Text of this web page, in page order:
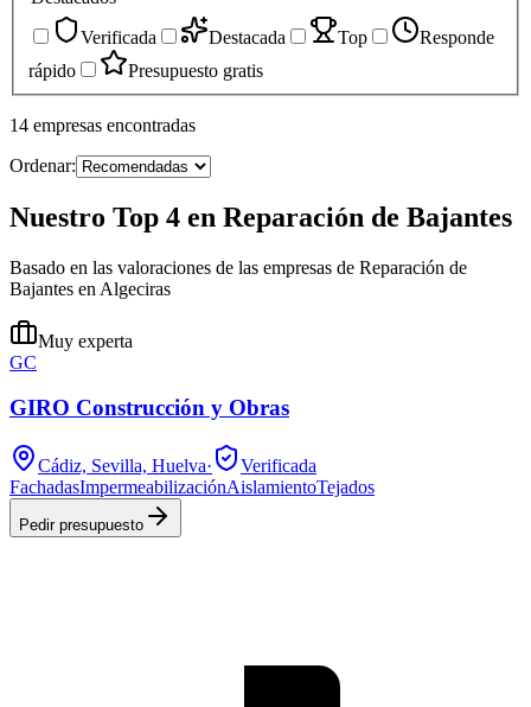
Verificada
Destacada Top
Responde
rápido
Presupuesto gratis
14 empresas encontradas
Ordenar:
Nuestro Top 4 en Reparación de Bajantes
Basado en las valoraciones de las empresas de Reparación de
Bajantes en Algeciras
Muy experta
GC
GIRO Construcción y Obras
Cádiz, Sevilla, Huelva·
Verificada
FachadasImpermeabilizaciónAislamientoTejados
Pedir presupuesto